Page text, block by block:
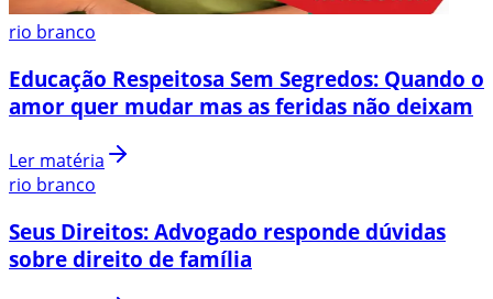
rio branco
Educação Respeitosa Sem Segredos: Quando o
amor quer mudar mas as feridas não deixam
Ler matéria
rio branco
Seus Direitos: Advogado responde dúvidas
sobre direito de família